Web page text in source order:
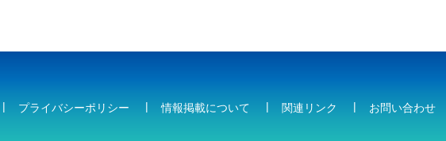
プライバシーポリシー 情報掲載について 関連リンク お問い合わせ